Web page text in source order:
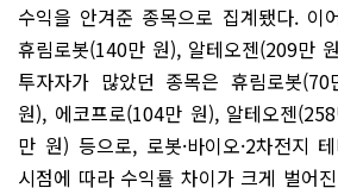
수익을 안겨준 종목으로 집계됐다. 이
휴림로봇(140만 원), 알테오젠(209만
투자자가 많았던 종목은 휴림로봇
원), 에코프로(104만 원), 알테오젠
만 원) 등으로, 로봇·바이오·2차전지
시점에 따라 수익률 차이가 크게 벌어